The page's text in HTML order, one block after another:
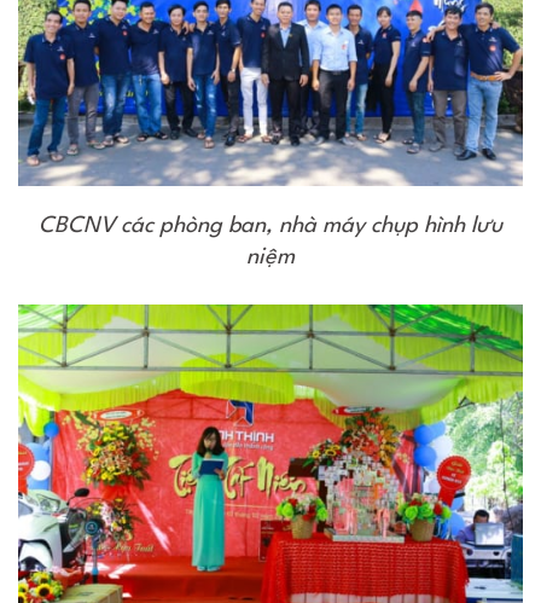
CBCNV các phòng ban, nhà máy chụp hình lưu
niệm